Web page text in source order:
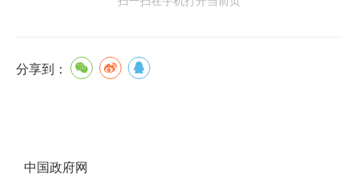
分享到：
中国政府网